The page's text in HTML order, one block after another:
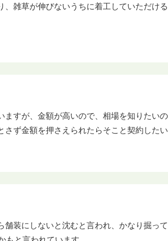
、雑草が伸びないうちに着工していただけ
ますが、金額が高いので、相場を知りたい
さず金額を押さえられたらそこと契約した
舗装にしないと沈むと言われ、かなり掘っ